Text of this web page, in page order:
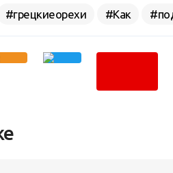
#грецкиеорехи #Как